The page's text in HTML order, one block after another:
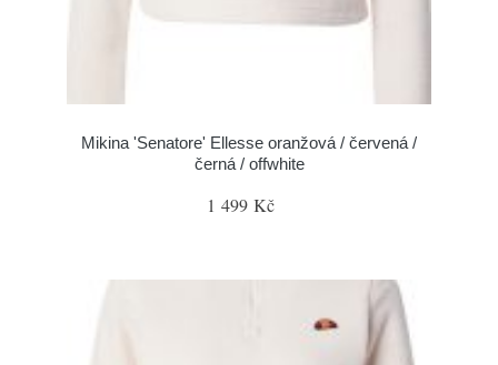
Mikina 'Senatore' Ellesse oranžová / červená /
černá / offwhite
1 499 Kč